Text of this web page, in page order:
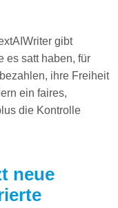
gibt
es satt haben, für
ihre Freiheit
ein faires,
die Kontrolle
neue